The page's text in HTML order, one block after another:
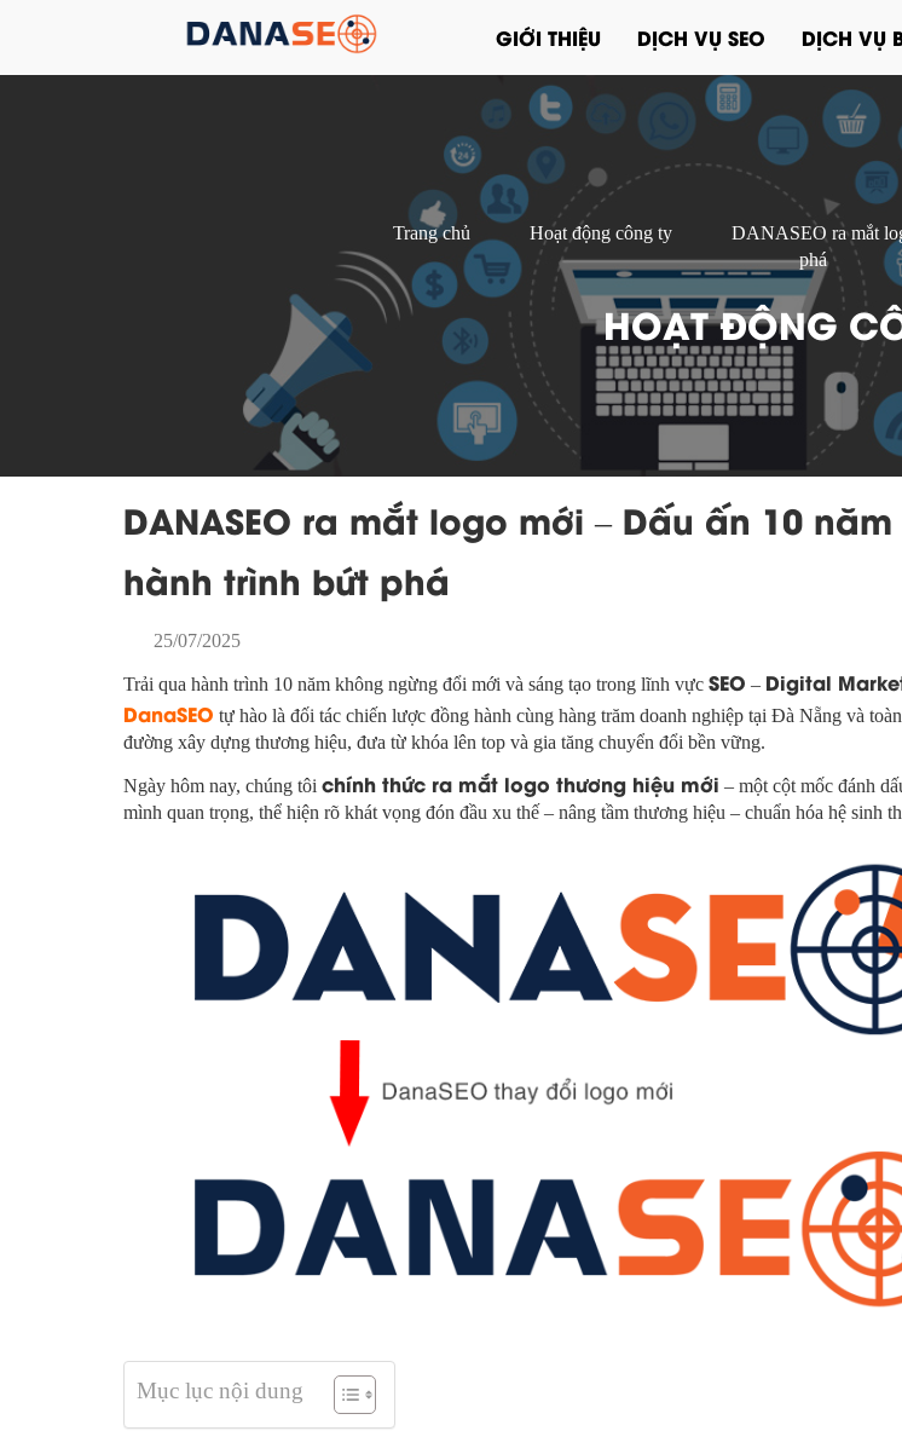
GIỚI THIỆU DỊCH VỤ SEO DỊCH VỤ
Trang chủ Hoạt động công ty
DANASEO ra mắt
phá
HOẠT ĐỘNG
DANASEO ra mắt logo mới – Dấu ấn 10
hành trình bứt phá
25/07/2025
Trải qua hành trình 10 năm không ngừng đổi mới và sáng tạo trong lĩnh vực SEO – Digital
DanaSEO tự hào là đối tác chiến lược đồng hành cùng hàng trăm doanh nghiệp tại Đà Nẵng và
đường xây dựng thương hiệu, đưa từ khóa lên top và gia tăng chuyển đổi bền vững.
Ngày hôm nay, chúng tôi chính thức ra mắt logo thương hiệu mới – một cột mốc đánh
mình quan trọng, thể hiện rõ khát vọng đón đầu xu thế – nâng tầm thương hiệu – chuẩn hóa hệ sinh
Mục lục nội dung